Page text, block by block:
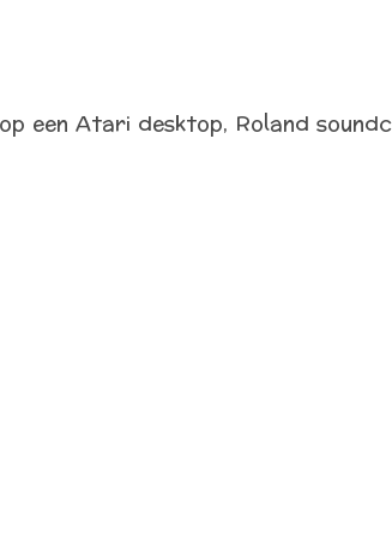
een Atari desktop, Roland